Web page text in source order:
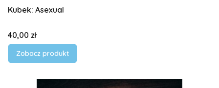
Kubek: Asexual
Cena
40,00 zł
Zobacz produkt